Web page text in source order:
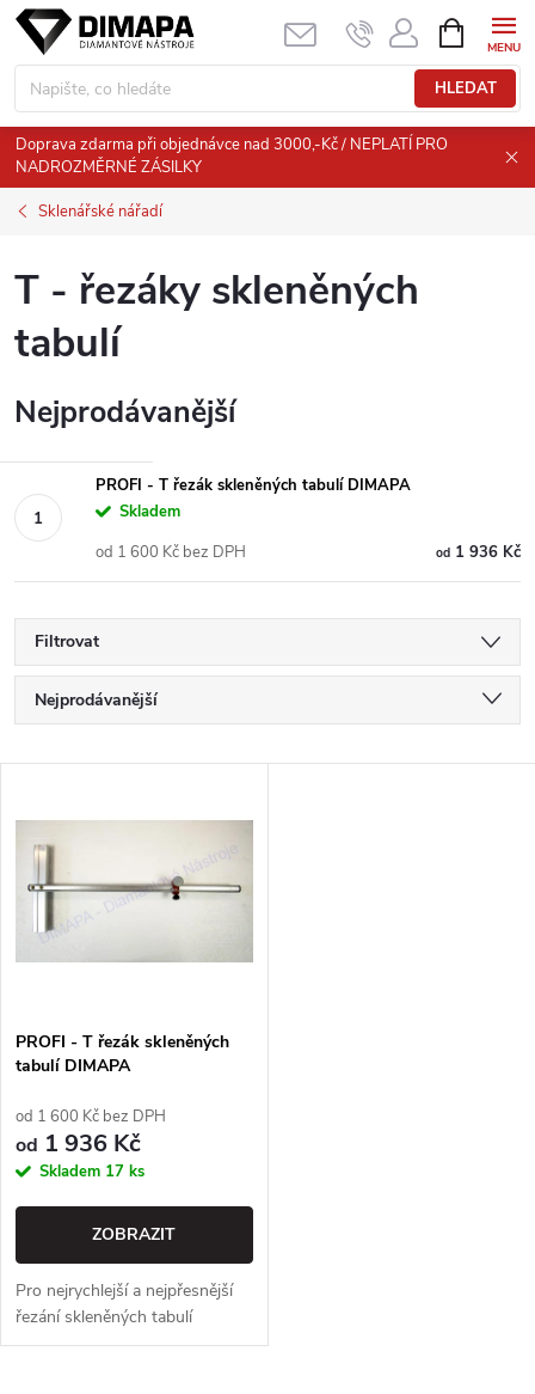
Přejít
obsah
HLEDAT
NÁKUPNÍ
KOŠÍK
Doprava zdarma při objednávce nad 3000,-Kč / NEPLATÍ PRO
NADROZMĚRNÉ ZÁSILKY
Sklenářské nářadí
T - řezáky skleněných
tabulí
Nejprodávanější
PROFI - T řezák skleněných tabulí DIMAPA
Skladem
od1 936 Kč
od 1 600 Kč bez DPH
Filtrovat
Ř
a
z
e
n
p
r
o
u
k
Nejprodávanější
Abecedně
ý
p
i
s
p
r
o
d
u
PROFI - T řezák skleněných
tabulí DIMAPA
od 1 600 Kč bez DPH
od 1 936 Kč
Skladem 17 ks
ZOBRAZIT
Pro nejrychlejší a nejpřesnější
řezání skleněných tabulí